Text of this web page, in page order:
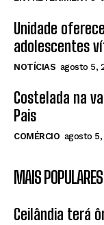
Unidade
adolescentes
NOTÍCIAS agosto 5,
Costelada na
Pais
COMÉRCIO agosto 5,
MAIS POPULARES
Ceilândia terá